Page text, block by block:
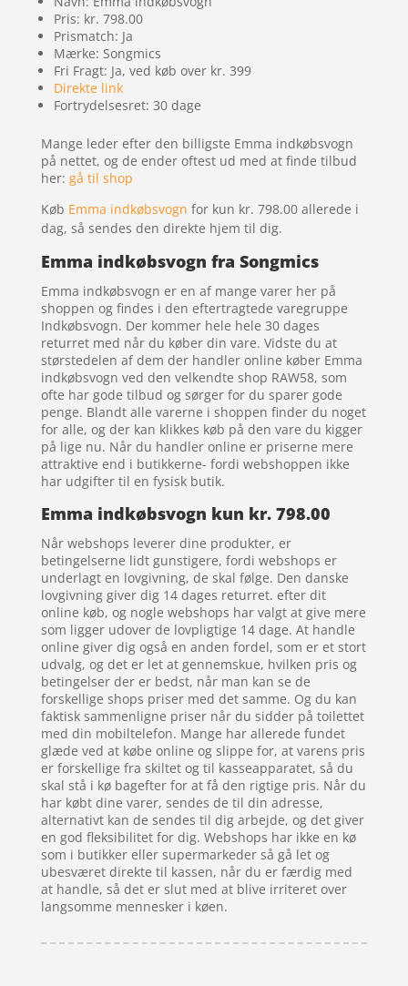
Pris: kr. 798.00
Prismatch: Ja
Mærke: Songmics
Fri Fragt: Ja, ved køb over kr. 399
Direkte link
Fortrydelsesret: 30 dage
Mange leder efter den billigste Emma indkøbsvogn
på nettet, og de ender oftest ud med at finde tilbud
her: gå til shop
Køb Emma indkøbsvogn for kun kr. 798.00 allerede i
dag, så sendes den direkte hjem til dig.
Emma indkøbsvogn fra Songmics
Emma indkøbsvogn er en af mange varer her på
shoppen og findes i den eftertragtede varegruppe
Indkøbsvogn. Der kommer hele hele 30 dages
returret med når du køber din vare. Vidste du at
størstedelen af dem der handler online køber Emma
indkøbsvogn ved den velkendte shop RAW58, som
ofte har gode tilbud og sørger for du sparer gode
penge. Blandt alle varerne i shoppen finder du noget
for alle, og der kan klikkes køb på den vare du kigger
på lige nu. Når du handler online er priserne mere
attraktive end i butikkerne- fordi webshoppen ikke
har udgifter til en fysisk butik.
Emma indkøbsvogn kun kr. 798.00
Når webshops leverer dine produkter, er
betingelserne lidt gunstigere, fordi webshops er
underlagt en lovgivning, de skal følge. Den danske
lovgivning giver dig 14 dages returret. efter dit
online køb, og nogle webshops har valgt at give mere
som ligger udover de lovpligtige 14 dage. At handle
online giver dig også en anden fordel, som er et stort
udvalg, og det er let at gennemskue, hvilken pris og
betingelser der er bedst, når man kan se de
forskellige shops priser med det samme. Og du kan
faktisk sammenligne priser når du sidder på toilettet
med din mobiltelefon. Mange har allerede fundet
glæde ved at købe online og slippe for, at varens pris
er forskellige fra skiltet og til kasseapparatet, så du
skal stå i kø bagefter for at få den rigtige pris. Når du
har købt dine varer, sendes de til din adresse,
alternativt kan de sendes til dig arbejde, og det giver
en god fleksibilitet for dig. Webshops har ikke en kø
som i butikker eller supermarkeder så gå let og
ubesværet direkte til kassen, når du er færdig med
at handle, så det er slut med at blive irriteret over
langsomme mennesker i køen.